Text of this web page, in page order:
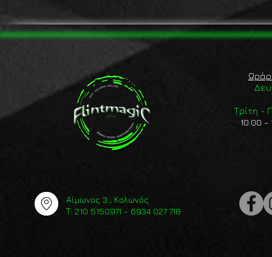
Αίμωνος 3 , Κολωνός
Τ: 210 5150971 - 6934 027 718
Τρίτη -
10:00 -